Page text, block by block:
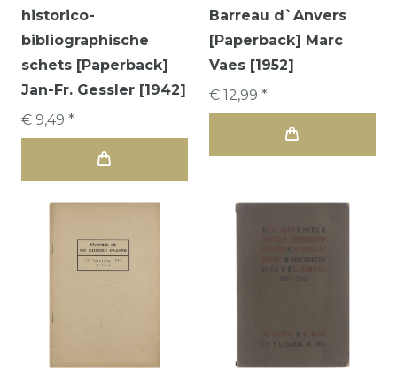
historico-
bibliographische
schets [Paperback]
Jan-Fr. Gessler [1942]
€ 9,49 *
Barreau d`Anvers
[Paperback] Marc
Vaes [1952]
€ 12,99 *